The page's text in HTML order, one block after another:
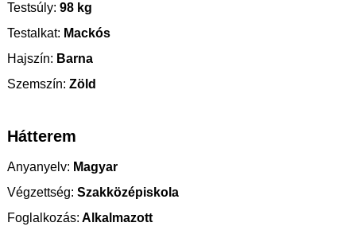
Testsúly: 98 kg
Testalkat: Mackós
Hajszín: Barna
Szemszín: Zöld
Hátterem
Anyanyelv: Magyar
Végzettség: Szakközépiskola
Foglalkozás: Alkalmazott